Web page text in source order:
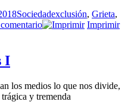
Categorías
SociedadEtiquetas
exclusión, Grieta,
en
Imprimir
I
los medios lo que nos divide,
y tremenda